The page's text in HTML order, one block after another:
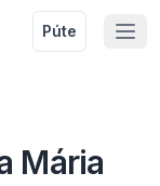
Púte
Mária